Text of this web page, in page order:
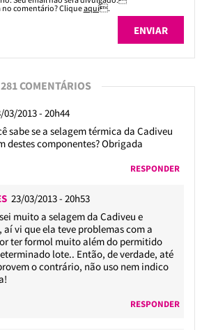
no comentário? Cliqueaqui.
281 COMENTÁRIOS
03/2013 - 20h44
sabe se a selagem térmica da Cadiveu
destes componentes? Obrigada
RESPONDER
23/03/2013 - 20h53
muito a selagem da Cadiveu e
aí vi que ela teve problemas com a
ter formol muito além do permitido
lote.. Então, de verdade, até
o contrário, não uso nem indico
RESPONDER